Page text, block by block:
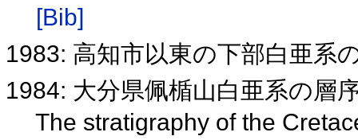
[Bib]
1983: 高知市以東の下部白亜系
1984: 大分県佩楯山白亜系の層
The stratigraphy of the